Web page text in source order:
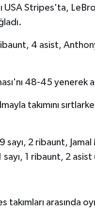
USA Stripes'ta,
4 asist,
48-45 yenerek
takımını
2 ribaunt, Jamal
sayı, 1 ribaunt, 2
arasında